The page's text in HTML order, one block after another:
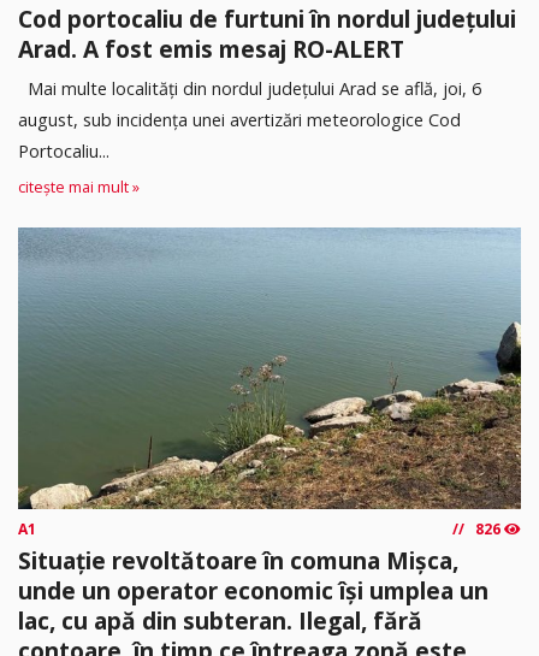
Cod portocaliu de furtuni în nordul județului
Arad. A fost emis mesaj RO-ALERT
Mai multe localități din nordul județului Arad se află, joi, 6
august, sub incidența unei avertizări meteorologice Cod
Portocaliu...
citește mai mult »
A1 826
Situație revoltătoare în comuna Mișca,
unde un operator economic își umplea un
lac, cu apă din subteran. Ilegal, fără